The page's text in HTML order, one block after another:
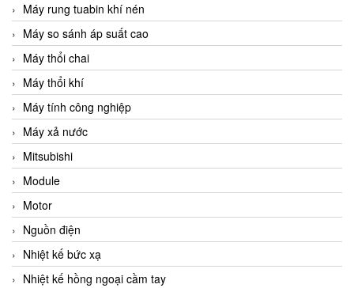
Máy rung tuabin khí nén
Máy so sánh áp suất cao
Máy thổi chai
Máy thổi khí
Máy tính công nghiệp
Máy xả nước
Mitsubishi
Module
Motor
Nguồn điện
Nhiệt kế bức xạ
Nhiệt kế hồng ngoại cầm tay